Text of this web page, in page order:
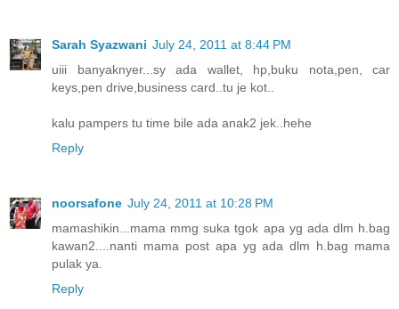
Sarah Syazwani July 24, 2011 at 8:44 PM
uiii banyaknyer...sy ada wallet, hp,buku nota,pen, car
keys,pen drive,business card..tu je kot..
kalu pampers tu time bile ada anak2 jek..hehe
Reply
noorsafone July 24, 2011 at 10:28 PM
mamashikin...mama mmg suka tgok apa yg ada dlm h.bag
kawan2....nanti mama post apa yg ada dlm h.bag mama
pulak ya.
Reply